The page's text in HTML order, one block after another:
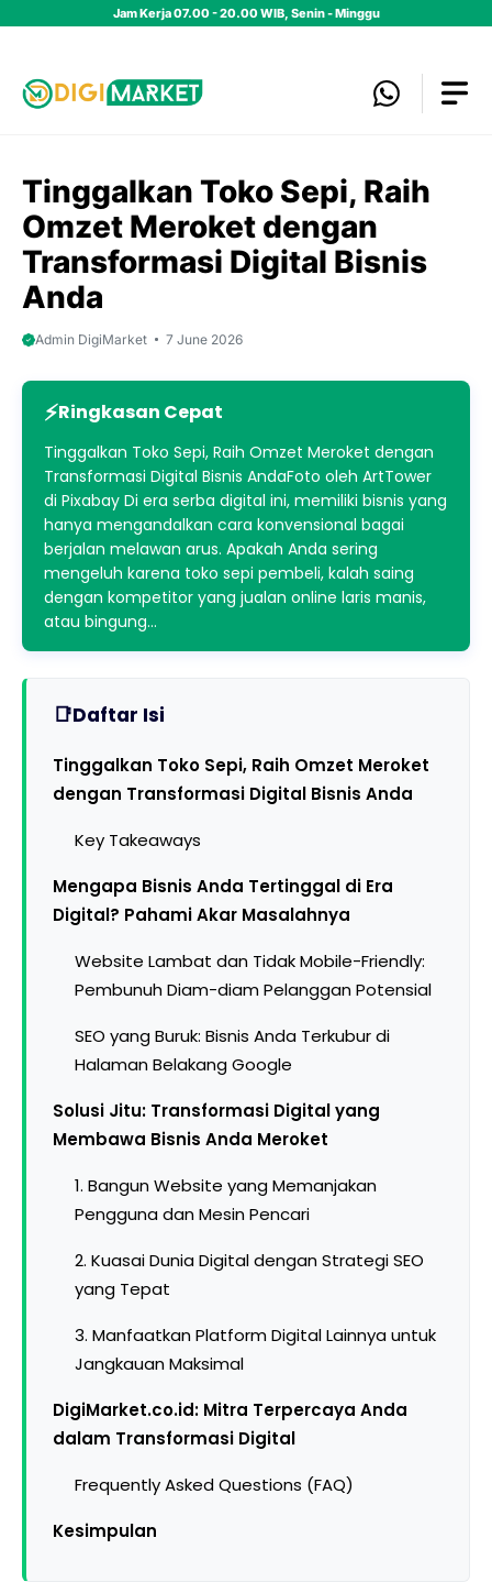
Jam Kerja 07.00 - 20.00 WIB, Senin - Minggu
Tinggalkan Toko Sepi, Raih
Omzet Meroket dengan
Transformasi Digital Bisnis
Anda
Admin DigiMarket 7 June 2026
Ringkasan Cepat
Tinggalkan Toko Sepi, Raih Omzet Meroket dengan
Transformasi Digital Bisnis AndaFoto oleh ArtTower
di Pixabay Di era serba digital ini, memiliki bisnis yang
hanya mengandalkan cara konvensional bagai
berjalan melawan arus. Apakah Anda sering
mengeluh karena toko sepi pembeli, kalah saing
dengan kompetitor yang jualan online laris manis,
atau bingung…
Daftar Isi
Tinggalkan Toko Sepi, Raih Omzet Meroket
dengan Transformasi Digital Bisnis Anda
Key Takeaways
Mengapa Bisnis Anda Tertinggal di Era
Digital? Pahami Akar Masalahnya
Website Lambat dan Tidak Mobile-Friendly:
Pembunuh Diam-diam Pelanggan Potensial
SEO yang Buruk: Bisnis Anda Terkubur di
Halaman Belakang Google
Solusi Jitu: Transformasi Digital yang
Membawa Bisnis Anda Meroket
1. Bangun Website yang Memanjakan
Pengguna dan Mesin Pencari
2. Kuasai Dunia Digital dengan Strategi SEO
yang Tepat
3. Manfaatkan Platform Digital Lainnya untuk
Jangkauan Maksimal
DigiMarket.co.id: Mitra Terpercaya Anda
dalam Transformasi Digital
Frequently Asked Questions (FAQ)
Kesimpulan